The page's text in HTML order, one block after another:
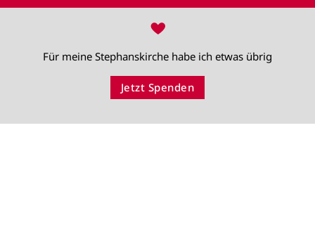
♥
Für meine Stephanskirche habe ich etwas übrig
Jetzt Spenden